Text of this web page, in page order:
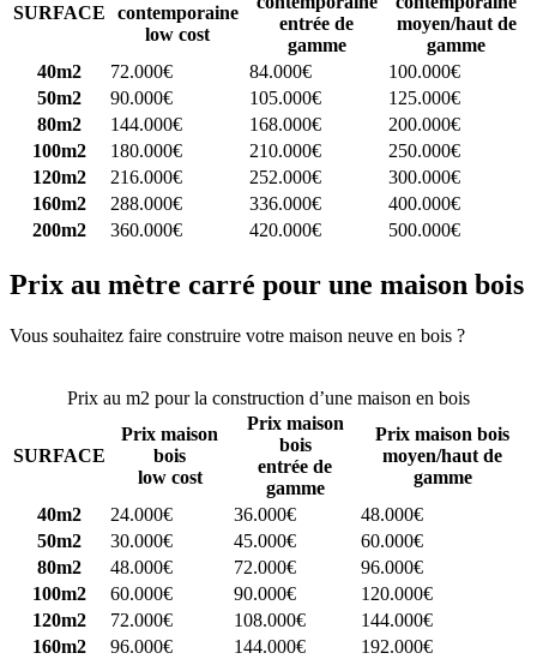
SURFACE
contemporaine
low cost
entrée de
gamme
moyen/haut de
gamme
40m2
72.000€ 84.000€
100.000€
50m2
90.000€ 105.000€
125.000€
80m2
144.000€ 168.000€
200.000€
100m2
180.000€ 210.000€
250.000€
120m2
216.000€ 252.000€
300.000€
160m2
288.000€ 336.000€
400.000€
200m2
360.000€ 420.000€ 500.000€
Prix au mètre carré pour une maison bois
Vous souhaitez faire construire votre maison neuve en bois ?
Prix au m2 pour la construction d’une maison en bois
SURFACE
Prix maison
bois
low cost
Prix maison
bois
entrée de
gamme
Prix maison bois
moyen/haut de
gamme
40m2
24.000€ 36.000€
48.000€
50m2
30.000€ 45.000€
60.000€
80m2
48.000€ 72.000€
96.000€
100m2
60.000€ 90.000€
120.000€
120m2
72.000€ 108.000€
144.000€
160m2
96.000€ 144.000€
192.000€